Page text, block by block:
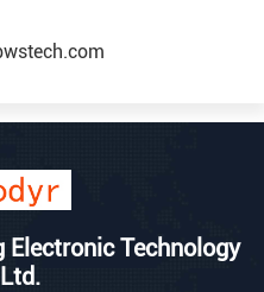
Technology